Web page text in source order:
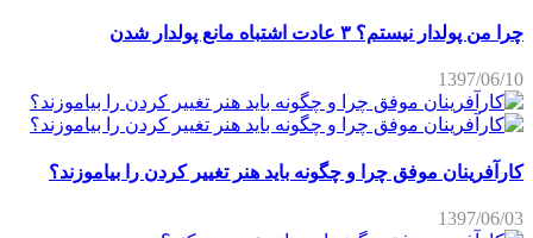
چرا من پولدار نیستم؟ ۳ عادت اشتباه مانع پولدار شدن
1397/06/10
کارآفرینان موفق چرا و چگونه باید هنر تغییر کردن را بیاموزند؟
1397/06/03